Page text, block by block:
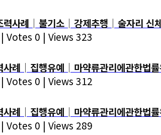
력사례│불기소│강제추행│술자리 신
| Votes 0 | Views 323
사례│집행유예│마약류관리에관한법
| Votes 0 | Views 312
사례│집행유예│마약류관리에관한법
| Votes 0 | Views 289